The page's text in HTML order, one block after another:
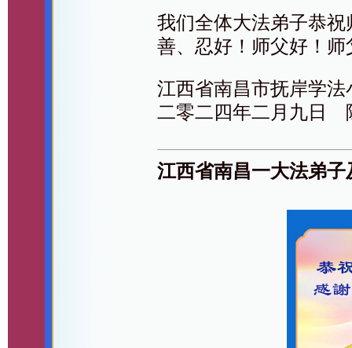
我们全体大法弟子恭
善、忍好！师父好！师
江西省南昌市抚岸学
二零二四年二月九日
江西省南昌一大法弟